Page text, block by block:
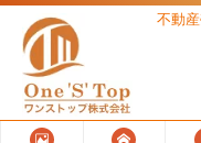
不動